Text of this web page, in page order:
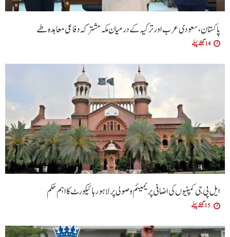
پاکستان، سعودی عرب اور ترکیہ کے درمیان مکہ مشترکہ دفاعی معاہدہ طے
14 گھنٹے پہلے
ایل پی جی کمپنیوں کی اضافی پریمیئم وصولی پر لاہور ہائیکورٹ کا اہم حکم
15 گھنٹے پہلے